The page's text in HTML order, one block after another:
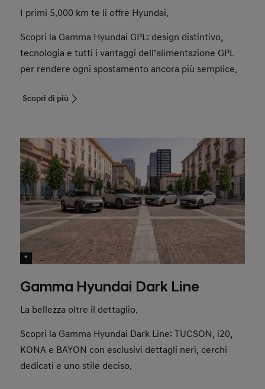
I primi 5.000 km te li offre Hyundai.
Scopri la Gamma Hyundai GPL: design distintivo,
tecnologia e tutti i vantaggi dell’alimentazione GPL
per rendere ogni spostamento ancora più semplice.
Scopri di più
*
Gamma Hyundai Dark Line
La bellezza oltre il dettaglio.
Scopri la Gamma Hyundai Dark Line: TUCSON, i20,
KONA e BAYON con esclusivi dettagli neri, cerchi
dedicati e uno stile deciso.